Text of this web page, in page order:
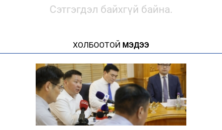
Сэтгэгдэл байхгүй байна.
ХОЛБООТОЙ МЭДЭЭ